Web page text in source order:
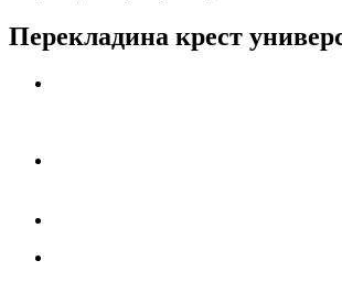
Перекладина крест